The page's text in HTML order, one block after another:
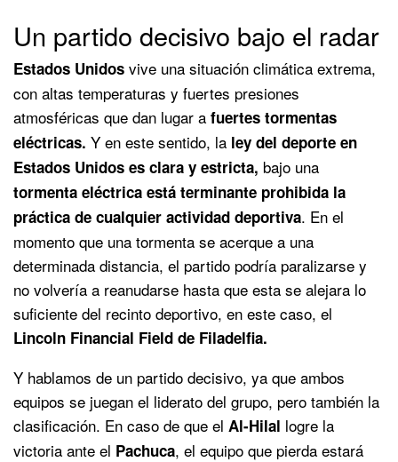
Un partido decisivo bajo el radar
Estados Unidos vive una situación climática extrema,
con altas temperaturas y fuertes presiones
atmosféricas que dan lugar a fuertes tormentas
eléctricas. Y en este sentido, la ley del deporte en
Estados Unidos es clara y estricta, bajo una
tormenta eléctrica está terminante prohibida la
práctica de cualquier actividad deportiva. En el
momento que una tormenta se acerque a una
determinada distancia, el partido podría paralizarse y
no volvería a reanudarse hasta que esta se alejara lo
suficiente del recinto deportivo, en este caso, el
Lincoln Financial Field de Filadelfia.
Y hablamos de un partido decisivo, ya que ambos
equipos se juegan el liderato del grupo, pero también la
clasificación. En caso de que el Al-Hilal logre la
victoria ante el Pachuca, el equipo que pierda estará